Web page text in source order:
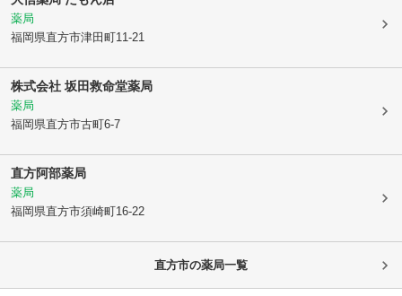
薬局
福岡県直方市津田町11-21
株式会社 坂田救命堂薬局
薬局
福岡県直方市古町6-7
直方阿部薬局
薬局
福岡県直方市須崎町16-22
直方市の薬局一覧